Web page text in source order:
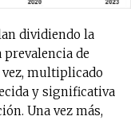
dividiendo la
de
multiplicado
y significativa
Una vez más,